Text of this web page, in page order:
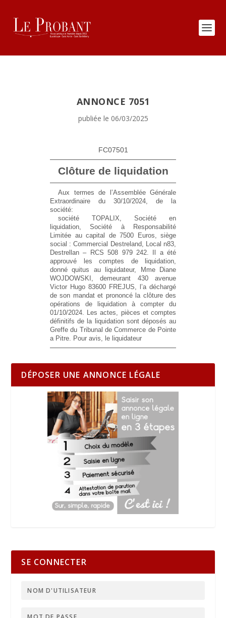
ANNONCE 7051
publiée le 06/03/2025
FC07501
Clôture de liquidation
Aux termes de l’Assemblée Générale
Extraordinaire du 30/10/2024, de la
société:
société TOPALIX, Société en
liquidation, Société à Responsabilité
Limitée au capital de 7500 Euros, siège
social : Commercial Destreland, Local n83,
Destrellan – RCS 508 979 242. Il a été
approuvé les comptes de liquidation,
donné quitus au liquidateur, Mme Diane
WOJDOWSKI, demeurant 430 avenue
Victor Hugo 83600 FREJUS, l’a déchargé
de son mandat et prononcé la clôture des
opérations de liquidation à compter du
01/10/2024. Les actes, pièces et comptes
définitifs de la liquidation sont déposés au
Greffe du Tribunal de Commerce de Pointe
a Pitre. Pour avis, le liquidateur
DÉPOSER UNE ANNONCE LÉGALE
SE CONNECTER